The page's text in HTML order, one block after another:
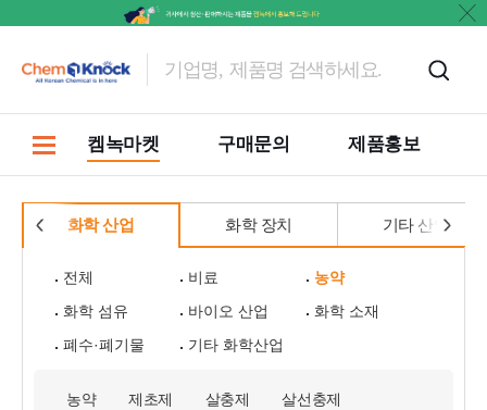
켐녹마켓 구매문의 제품홍보
화학 산업 화학 장치 기타 산업
전체 비료
농약
화학 섬유
바이오 산업
화학 소재
폐수·폐기물
기타 화학산업
농약 제초제 살충제 살선충제